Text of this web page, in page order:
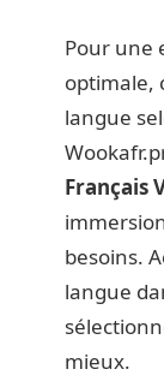
Pour une
optimale,
langue
Français
besoins.
langue
mieux.